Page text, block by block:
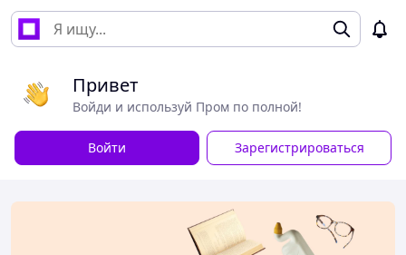
Привет
Войди и используй Пром по полной!
Войти Зарегистрироваться